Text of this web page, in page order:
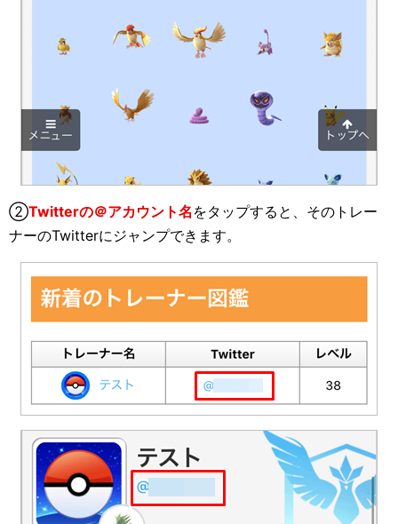
②Twitterの＠アカウント名 をタップすると、そのトレー
ナーのTwitterにジャンプできます。